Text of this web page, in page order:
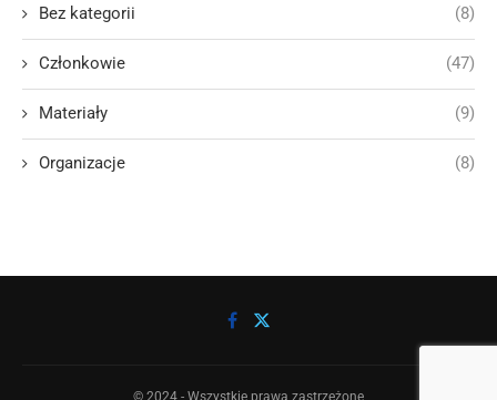
Bez kategorii (8)
Członkowie (47)
Materiały (9)
Organizacje (8)